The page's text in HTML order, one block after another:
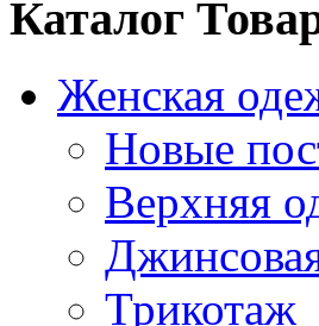
Каталог
Женская
Новые
Верхняя
Трикотаж